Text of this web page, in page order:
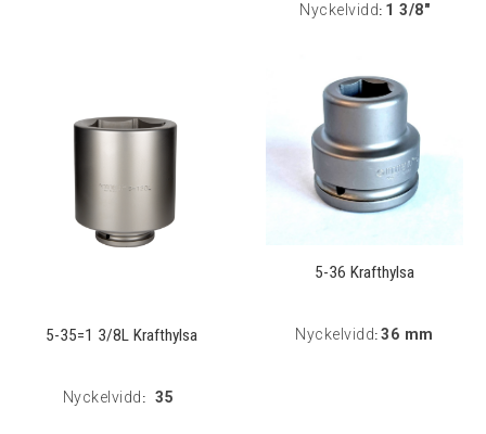
Nyckelvidd: 1 3/8"
5-35=1 3/8L Krafthylsa
Nyckelvidd : 35
5-36 Krafthylsa
Nyckelvidd: 36 mm